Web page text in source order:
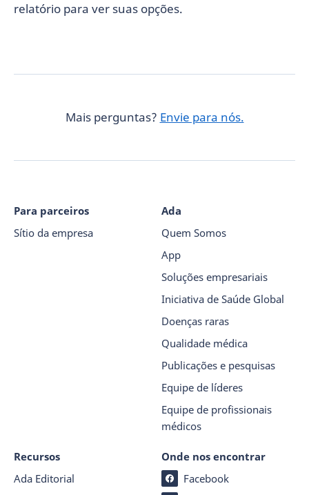
relatório para ver suas opções.
Mais perguntas? Envie para nós.
Para parceiros
Sítio da empresa
Ada
Quem Somos
App
Soluções empresariais
Iniciativa de Saúde Global
Doenças raras
Qualidade médica
Publicações e pesquisas
Equipe de líderes
Equipe de profissionais
médicos
Recursos
Ada Editorial
Onde nos encontrar
Facebook